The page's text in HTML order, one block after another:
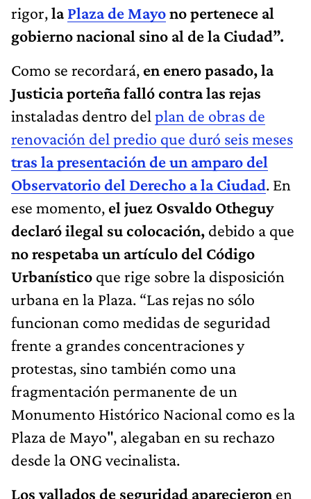
rigor,laPlaza de Mayono pertenece al
gobierno nacional sino al de la Ciudad”.
Como se recordará, en enero pasado, la
Justicia porteña falló contra las rejas
instaladas dentro del plan de obras de
renovación del predio que duró seis meses
tras la presentación de un amparo del
Observatorio del Derecho a la Ciudad. En
ese momento, el juez Osvaldo Otheguy
declaró ilegal su colocación, debido a que
no respetaba un artículo del Código
Urbanístico que rige sobre la disposición
urbana en la Plaza. “Las rejas no sólo
funcionan como medidas de seguridad
frente a grandes concentraciones y
protestas, sino también como una
fragmentación permanente de un
Monumento Histórico Nacional como es la
Plaza de Mayo", alegaban en su rechazo
desde la ONG vecinalista.
Los vallados de seguridad aparecieron en